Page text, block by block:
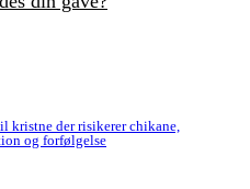
kristne der risikerer chikane,
og forfølgelse